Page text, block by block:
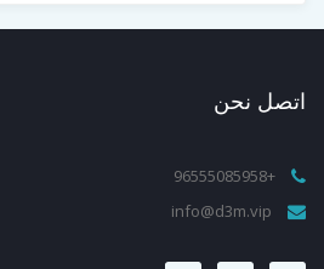
اتصل نحن
+96555085958
info@d3m.vip